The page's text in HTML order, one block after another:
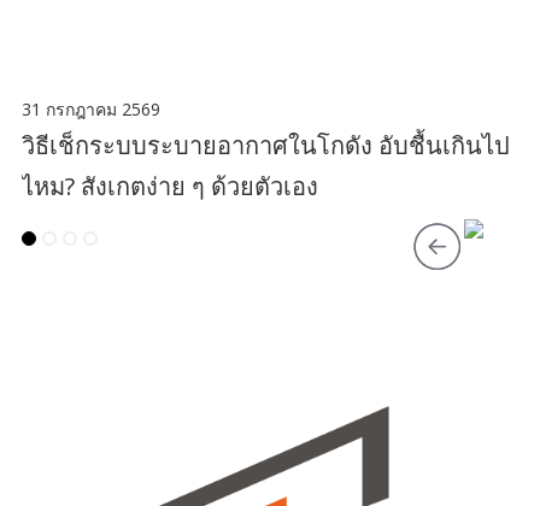
31 กรกฎาคม 2569
วิธีเช็กระบบระบายอากาศในโกดัง อับชื้นเกินไป
ไหม? สังเกตง่าย ๆ ด้วยตัวเอง